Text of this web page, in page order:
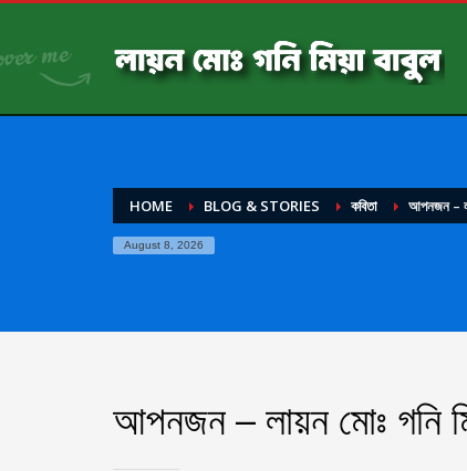
HOME BLOG & STORIES কবিতা আপনজন –
August 8, 2026
আপনজন – লায়ন মোঃ গনি